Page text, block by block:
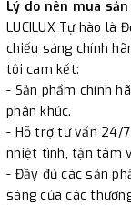
Lý do nên mua
LUCILUX Tự hào là
chiếu sáng chính
tôi cam kết:
- Sản phẩm chính
phân khúc.
- Hỗ trợ tư vấn 24/7
nhiệt tình, tận tâm
- Đầy đủ các sản
sáng của các